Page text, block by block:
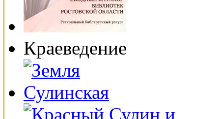
Краеведение